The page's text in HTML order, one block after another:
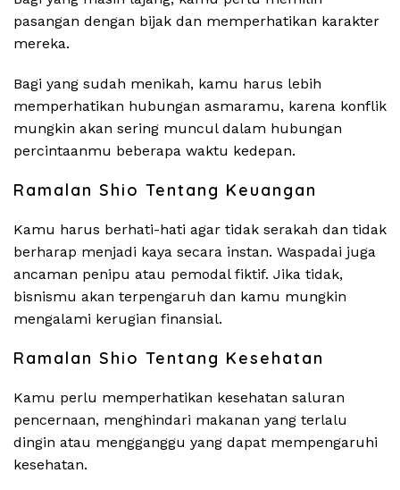
pasangan dengan bijak dan memperhatikan karakter
mereka.
Bagi yang sudah menikah, kamu harus lebih
memperhatikan hubungan asmaramu, karena konflik
mungkin akan sering muncul dalam hubungan
percintaanmu beberapa waktu kedepan.
Ramalan Shio Tentang Keuangan
Kamu harus berhati-hati agar tidak serakah dan tidak
berharap menjadi kaya secara instan. Waspadai juga
ancaman penipu atau pemodal fiktif. Jika tidak,
bisnismu akan terpengaruh dan kamu mungkin
mengalami kerugian finansial.
Ramalan Shio Tentang Kesehatan
Kamu perlu memperhatikan kesehatan saluran
pencernaan, menghindari makanan yang terlalu
dingin atau mengganggu yang dapat mempengaruhi
kesehatan.